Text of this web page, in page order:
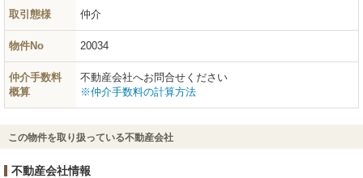
取引態様 仲介
物件No 20034
仲介手数料
概算
不動産会社へお問合せください
※仲介手数料の計算方法
この物件を取り扱っている不動産会社
不動産会社情報